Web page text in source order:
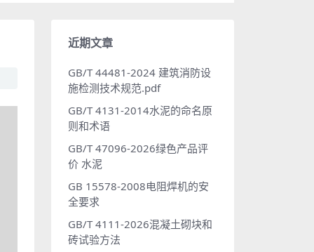
近期文章
GB/T 44481-2024 建筑消防设
施检测技术规范.pdf
GB/T 4131-2014水泥的命名原
则和术语
GB/T 47096-2026绿色产品评
价 水泥
GB 15578-2008电阻焊机的安
全要求
GB/T 4111-2026混凝土砌块和
砖试验方法